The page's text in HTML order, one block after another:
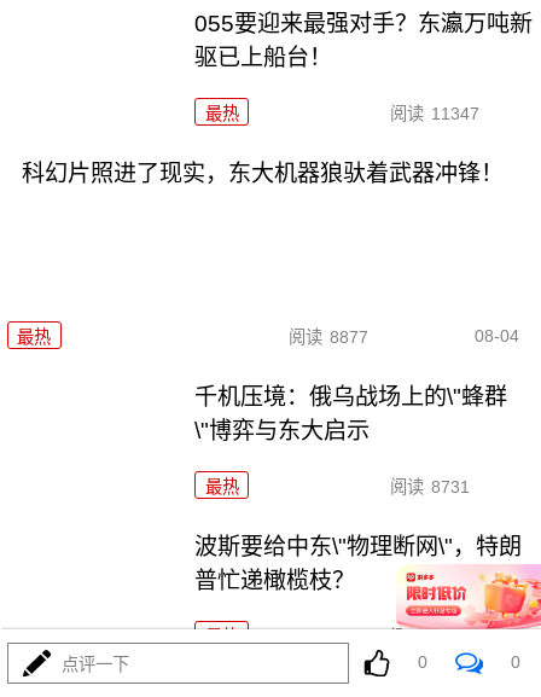
055要迎来最强对手？东瀛万吨新
驱已上船台！
最热 阅读 11347
科幻片照进了现实，东大机器狼驮着武器冲锋！
最热 阅读 8877 08-04
千机压境：俄乌战场上的\"蜂群
\"博弈与东大启示
最热 阅读 8731
波斯要给中东\"物理断网\"，特朗
普忙递橄榄枝？
点评一下 0 0